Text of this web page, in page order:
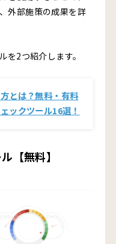
外部施策の成果を詳
を2つ紹介します。
とは？無料・有料
ックツール16選！
【無料】